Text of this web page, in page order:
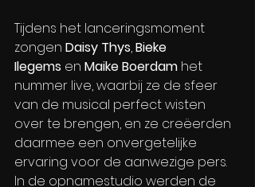
Tijdens het lanceringsmoment
zongen Daisy Thys, Bieke
Ilegems en Maike Boerdam het
nummer live, waarbij ze de sfeer
van de musical perfect wisten
over te brengen, en ze creëerden
daarmee een onvergetelijke
ervaring voor de aanwezige pers.
In de opnamestudio werden de